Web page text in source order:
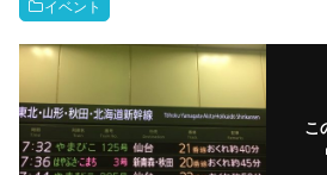
イベント
こ